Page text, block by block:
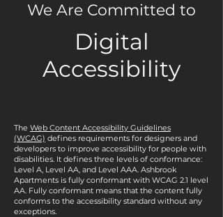
We Are Committed to
Digital
Accessibility
The Web Content Accessibility Guidelines
(WCAG) defines requirements for designers and
developers to improve accessibility for people with
disabilities. It defines three levels of conformance:
Level A, Level AA, and Level AAA. Ashbrook
Apartments is fully conformant with WCAG 2.1 level
AA. Fully conformant means that the content fully
conforms to the accessibility standard without any
exceptions.